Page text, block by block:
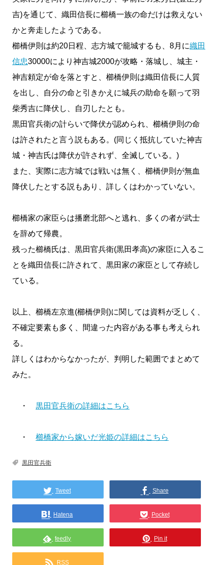
吉)を通じて、織田信長に櫛橋一族の命だけは救えない
かと奔走したようである。
櫛橋伊則は約20日程、志方城で籠城するも、8月に織田
信忠30000により神吉城2000が攻略・落城し、城主・
神吉頼定が命を落とすと、櫛橋伊則は織田信長に人質
を出し、自分の命と引きかえに城兵の助命を願って羽
柴秀吉に降伏し、自刃したとも。
黒田官兵衛の計らいで降伏が認められ、櫛橋伊則の命
は許されたと言う説もある。(同じく抵抗していた神吉
城・神吉氏は降伏が許されず、全滅している。)
また、実際に志方城では戦いは無く、櫛橋伊則が無血
降伏したとする説もあり、詳しくはわかっていない。
櫛橋家の家臣らは播磨北部へと逃れ、多くの者が武士
を辞めて帰農。
残った櫛橋氏は、黒田官兵衛(黒田孝高)の家臣に入るこ
とを織田信長に許されて、黒田家の家臣として存続し
ている。
以上、櫛橋左京進(櫛橋伊則)に関しては資料が乏しく、
不確定要素も多く、間違った内容がある事も考えられ
る。
詳しくはわからなかったが、判明した範囲でまとめて
みた。
・ 黒田官兵衛の詳細はこちら
・ 櫛橋家から嫁いだ光姫の詳細はこちら
黒田官兵衛
Tweet Share
Hatena Pocket
feedly Pin it
RSS